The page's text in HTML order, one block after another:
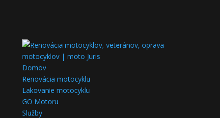
Domov
Renovácia motocyklu
Lakovanie motocyklu
GO Motoru
Služby